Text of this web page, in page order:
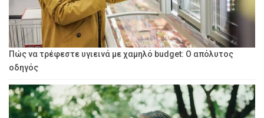
Πώς να τρέφεστε υγιεινά με χαμηλό budget: Ο απόλυτος
οδηγός